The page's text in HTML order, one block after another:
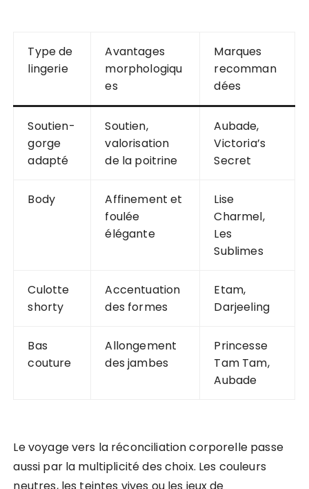
Type de
lingerie
Avantages
morphologiqu
es
Marques
recomman
dées
Soutien-
gorge
adapté
Soutien,
valorisation
de la poitrine
Aubade,
Victoria’s
Secret
Body
Affinement et
foulée
élégante
Lise
Charmel,
Les
Sublimes
Culotte
shorty
Accentuation
des formes
Etam,
Darjeeling
Bas
couture
Allongement
des jambes
Princesse
Tam Tam,
Aubade
Le voyage vers la réconciliation corporelle passe
aussi par la multiplicité des choix. Les couleurs